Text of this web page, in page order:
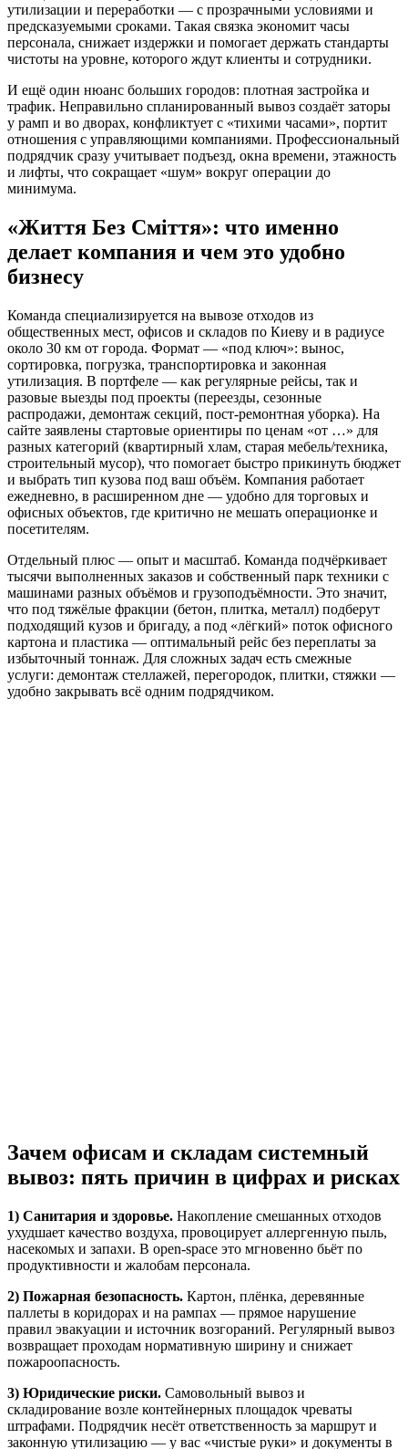
утилизации и переработки — с прозрачными условиями и
предсказуемыми сроками. Такая связка экономит часы
персонала, снижает издержки и помогает держать стандарты
чистоты на уровне, которого ждут клиенты и сотрудники.
И ещё один нюанс больших городов: плотная застройка и
трафик. Неправильно спланированный вывоз создаёт заторы
у рамп и во дворах, конфликтует с «тихими часами», портит
отношения с управляющими компаниями. Профессиональный
подрядчик сразу учитывает подъезд, окна времени, этажность
и лифты, что сокращает «шум» вокруг операции до
минимума.
«Життя Без Сміття»: что именно
делает компания и чем это удобно
бизнесу
Команда специализируется на вывозе отходов из
общественных мест, офисов и складов по Киеву и в радиусе
около 30 км от города. Формат — «под ключ»: вынос,
сортировка, погрузка, транспортировка и законная
утилизация. В портфеле — как регулярные рейсы, так и
разовые выезды под проекты (переезды, сезонные
распродажи, демонтаж секций, пост-ремонтная уборка). На
сайте заявлены стартовые ориентиры по ценам «от …» для
разных категорий (квартирный хлам, старая мебель/техника,
строительный мусор), что помогает быстро прикинуть бюджет
и выбрать тип кузова под ваш объём. Компания работает
ежедневно, в расширенном дне — удобно для торговых и
офисных объектов, где критично не мешать операционке и
посетителям.
Отдельный плюс — опыт и масштаб. Команда подчёркивает
тысячи выполненных заказов и собственный парк техники с
машинами разных объёмов и грузоподъёмности. Это значит,
что под тяжёлые фракции (бетон, плитка, металл) подберут
подходящий кузов и бригаду, а под «лёгкий» поток офисного
картона и пластика — оптимальный рейс без переплаты за
избыточный тоннаж. Для сложных задач есть смежные
услуги: демонтаж стеллажей, перегородок, плитки, стяжки —
удобно закрывать всё одним подрядчиком.
Зачем офисам и складам системный
вывоз: пять причин в цифрах и рисках
1) Санитария и здоровье. Накопление смешанных отходов
ухудшает качество воздуха, провоцирует аллергенную пыль,
насекомых и запахи. В open-space это мгновенно бьёт по
продуктивности и жалобам персонала.
2) Пожарная безопасность. Картон, плёнка, деревянные
паллеты в коридорах и на рампах — прямое нарушение
правил эвакуации и источник возгораний. Регулярный вывоз
возвращает проходам нормативную ширину и снижает
пожароопасность.
3) Юридические риски. Самовольный вывоз и
складирование возле контейнерных площадок чреваты
штрафами. Подрядчик несёт ответственность за маршрут и
законную утилизацию — у вас «чистые руки» и документы в